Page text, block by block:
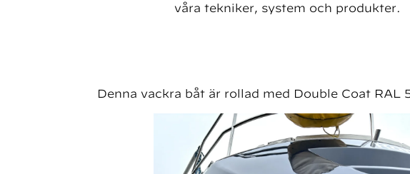
våra tekniker, system och produkter.
Denna vackra båt är rollad med Double Coat RAL